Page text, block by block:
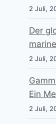
2 Juli,
Der
2 Juli,
Ein
2 Juli,